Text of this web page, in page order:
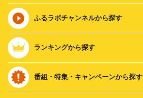
ふるラボチャンネルから探す
ランキングから探す
番組・特集・キャンペーンから探す